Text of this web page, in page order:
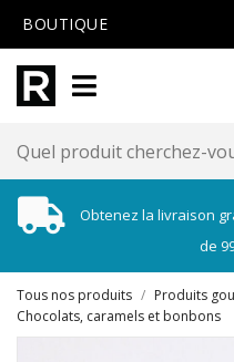
BOUTIQUE
Obtenez la livraison
de
Tous nos produits / Produits
Chocolats, caramels et bonbons